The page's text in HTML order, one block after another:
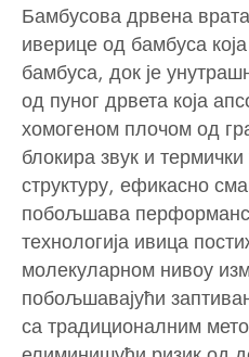
Бамбусова дрвена
иверице од бамбуса која
бамбуса, док је
од пуног дрвета која
хомогеном плочом од
блокира звук и
структуру, ефикасно
побољшава
технологија ивица
молекуларном нивоу
побољшавајући
са традиционалним